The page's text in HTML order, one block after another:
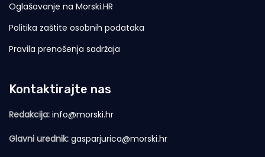
Oglašavanje na Morski.HR
Politika zaštite osobnih podataka
Pravila prenošenja sadržaja
Kontaktirajte nas
Redakcija: info@morski.hr
Glavni urednik: gasparjurica@morski.hr